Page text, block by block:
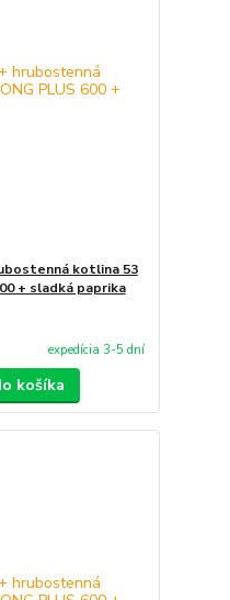
kotlina 53
+ sladká paprika
expedícia 3-5 dní
košíka